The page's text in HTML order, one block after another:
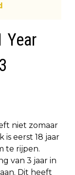
Year
niet zomaar
is eerst 18 jaar
te rijpen.
van 3 jaar in
Dit heeft